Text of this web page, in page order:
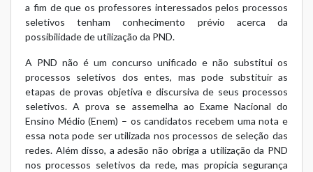
a fim de que os professores interessados pelos processos
seletivos tenham conhecimento prévio acerca da
possibilidade de utilização da PND.
A PND não é um concurso unificado e não substitui os
processos seletivos dos entes, mas pode substituir as
etapas de provas objetiva e discursiva de seus processos
seletivos. A prova se assemelha ao Exame Nacional do
Ensino Médio (Enem) – os candidatos recebem uma nota e
essa nota pode ser utilizada nos processos de seleção das
redes. Além disso, a adesão não obriga a utilização da PND
nos processos seletivos da rede, mas propicia segurança